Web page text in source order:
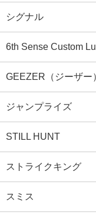
シグナル
6th Sense Custom
GEEZER（ジーザー
ジャンプライズ
STILL HUNT
ストライクキング
スミス